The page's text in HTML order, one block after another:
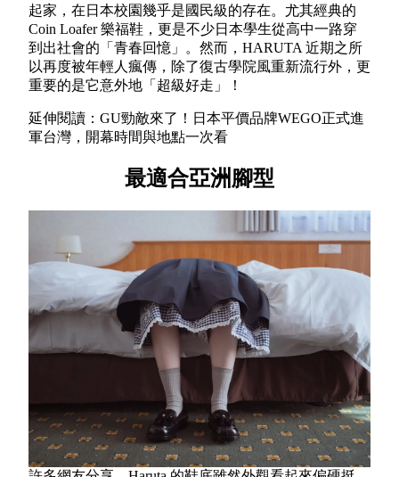
起家，在日本校園幾乎是國民級的存在。尤其經典的
Coin Loafer 樂福鞋，更是不少日本學生從高中一路穿
到出社會的「青春回憶」。然而，HARUTA 近期之所
以再度被年輕人瘋傳，除了復古學院風重新流行外，更
重要的是它意外地「超級好走」！
延伸閱讀：GU勁敵來了！日本平價品牌WEGO正式進
軍台灣，開幕時間與地點一次看
最適合亞洲腳型